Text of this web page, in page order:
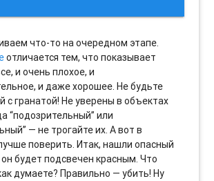
что-то на очередном этапе.
отличается тем, что показывает
и очень плохое, и
и даже хорошее. Не будьте
с гранатой! Не уверены в объектах
“подозрительный” или
— не трогайте их. А вот в
поверить. Итак, нашли опасный
будет подсвечен красным. Что
думаете? Правильно — убить! Ну